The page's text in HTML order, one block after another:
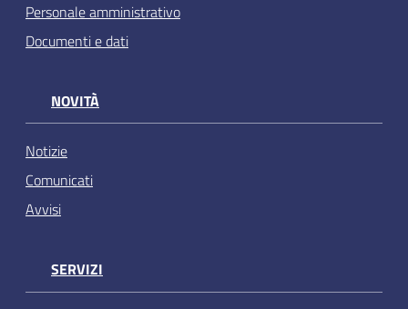
Personale amministrativo
Documenti e dati
NOVITÀ
Notizie
Comunicati
Avvisi
SERVIZI